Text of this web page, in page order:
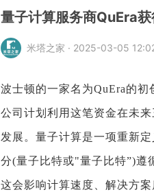
量子计算服务商QuEra
米塔之家 · 2025-03-05
波士顿的一家名为QuEra的初
公司计划利用这笔资金在未
发展。量子计算是一项重新
分(量子比特或"量子比特”)遵
这会影响计算速度、解决方